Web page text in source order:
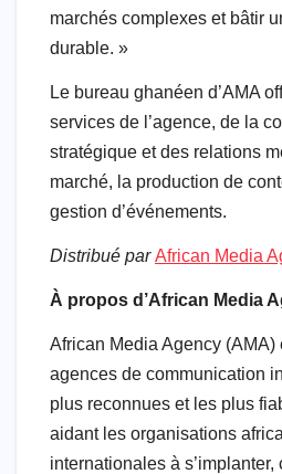
marchés complexes et bâtir
durable. »
Le bureau ghanéen d’AMA
services de l’agence, de la
stratégique et des relations
marché, la production de
gestion d’événements.
Distribué parAfrican Media
À propos d’African Media
African Media Agency (AMA)
agences de communication
plus reconnues et les plus
aidant les organisations
internationales à